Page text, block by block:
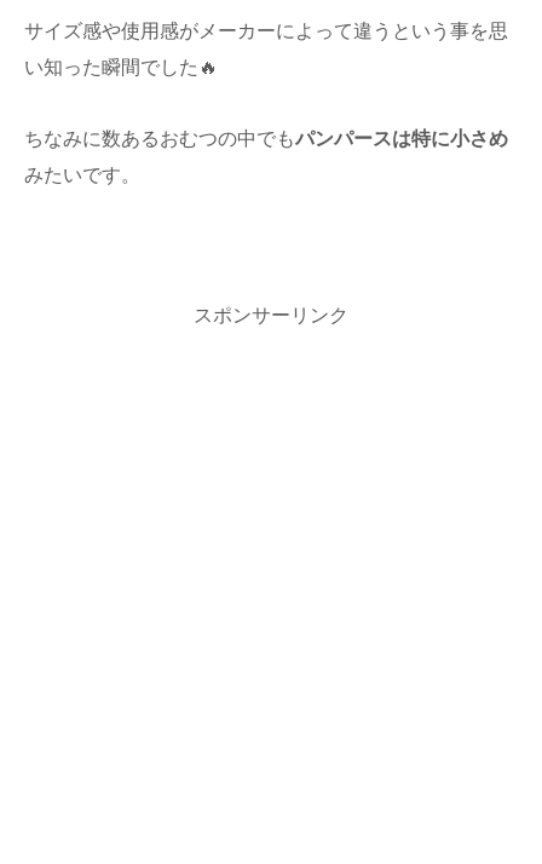
サイズ感や使用感がメーカーによって違うという事を思
い知った瞬間でした🔥
ちなみに数あるおむつの中でもパンパースは特に小さめ
みたいです。
スポンサーリンク